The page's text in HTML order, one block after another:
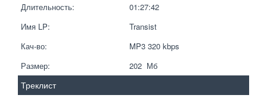
Длительность:
01:27:42
Имя LP:
Transist
Кач-во:
MP3 320 kbps
Размер:
202  Мб
Треклист